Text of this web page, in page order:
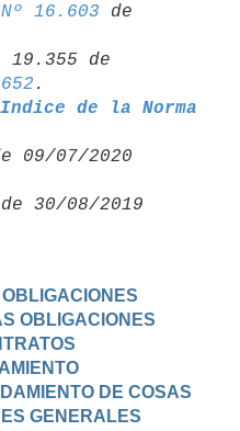
Nº 16.603 de
19.355 de
652
Indice de la Norma
09/07/2020
OBLIGACIONES
DE COSAS
GENERALES